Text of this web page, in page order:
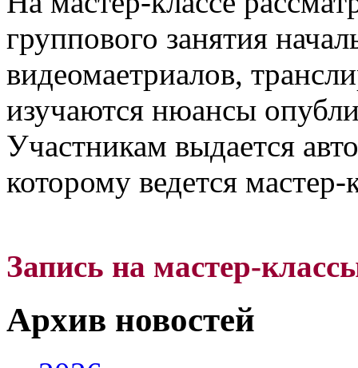
группового занятия
видеомаетриалов,
изучаются нюансы
Участникам выдается
которому ведется
Запись на мастер-
Архив новостей